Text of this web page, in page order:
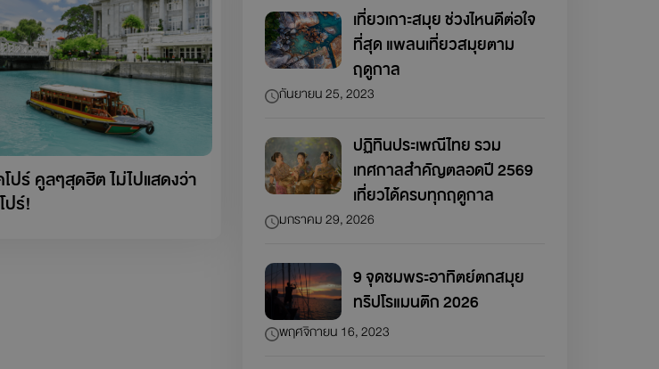
ปร์ คูลๆสุดฮิต ไม่ไปแสดงว่า
ปร์!
เที่ยวเกาะสมุย ช่วงไหนดีต่อใจ
ที่สุด แพลนเที่ยวสมุยตาม
ฤดูกาล
กันยายน 25, 2023
ปฏิทินประเพณีไทย รวม
เทศกาลสำคัญตลอดปี 2569
เที่ยวได้ครบทุกฤดูกาล
มกราคม 29, 2026
9 จุดชมพระอาทิตย์ตกสมุย
ทริปโรแมนติก 2026
พฤศจิกายน 16, 2023